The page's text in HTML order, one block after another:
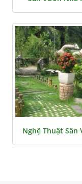
Nghệ Thuật Sân